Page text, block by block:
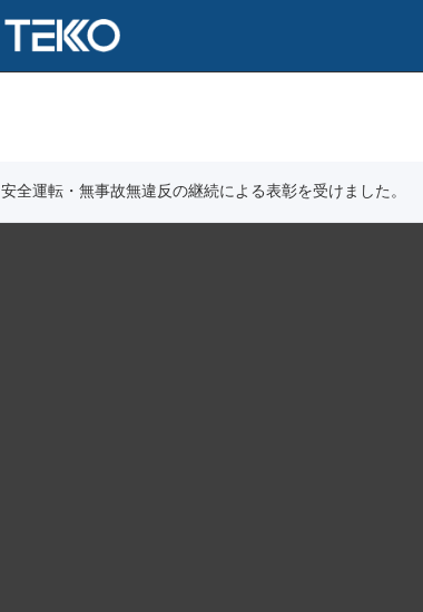
安全運転・無事故無違反の継続による表彰を受けました。